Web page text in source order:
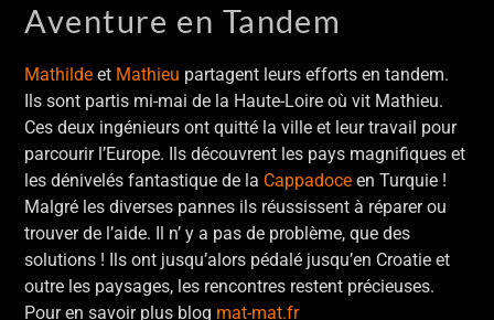
Aventure en Tandem
Mathilde et Mathieu partagent leurs efforts en tandem.
Ils sont partis mi-mai de la Haute-Loire où vit Mathieu.
Ces deux ingénieurs ont quitté la ville et leur travail pour
parcourir l’Europe. Ils découvrent les pays magnifiques et
les dénivelés fantastique de la Cappadoce en Turquie !
Malgré les diverses pannes ils réussissent à réparer ou
trouver de l’aide. Il n’ y a pas de problème, que des
solutions ! Ils ont jusqu’alors pédalé jusqu’en Croatie et
outre les paysages, les rencontres restent précieuses.
Pour en savoir plus blog mat-mat.fr